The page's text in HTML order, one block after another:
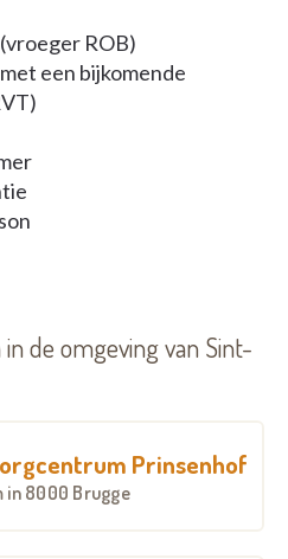
bereikbaar
ROB)
een bijkomende
de omgeving van Sint-
Prinsenhof
in 8000 Brugge